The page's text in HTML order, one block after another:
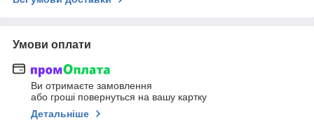
Умови оплати
Ви отримаєте замовлення
або гроші повернуться на вашу картку
Детальніше